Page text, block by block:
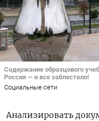
Содержание образцового
Россия — и все заблестело!
Социальные сети
Анализировать